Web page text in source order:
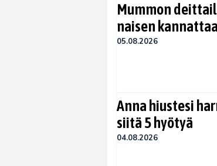
Mummon
naisen
05.08.2026
Anna hiustesi
siitä 5 hyötyä
04.08.2026